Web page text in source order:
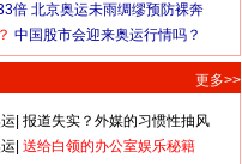
倍 北京奥运未雨绸缪预防裸奔
中国股市会迎来奥运行情吗？
更多>>
报道失实？外媒的习惯性抽风
送给白领的办公室娱乐秘籍